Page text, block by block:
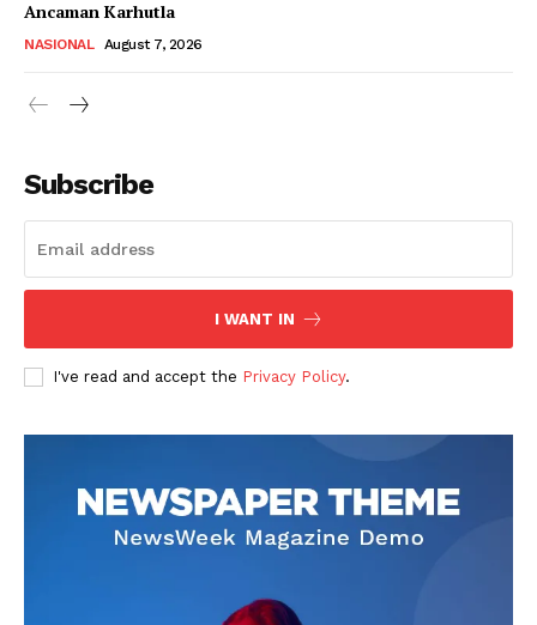
Ancaman Karhutla
NASIONAL August 7, 2026
Subscribe
I WANT IN
I've read and accept the Privacy Policy.